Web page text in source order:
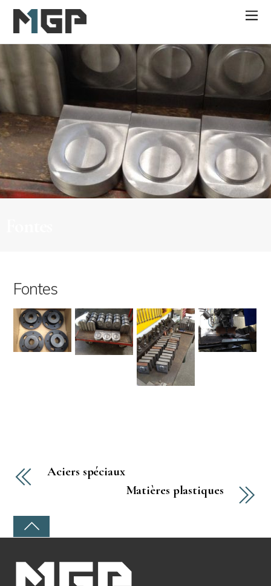
Fontes
Aciers spéciaux
Matières plastiques